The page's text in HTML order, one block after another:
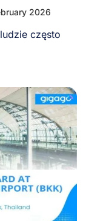
2026
często